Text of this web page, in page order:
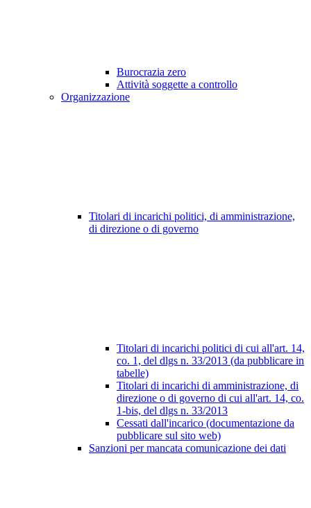
Burocrazia zero
Attività soggette a controllo
Organizzazione
Titolari di incarichi politici, di amministrazione,
di direzione o di governo
Titolari di incarichi politici di cui all'art. 14,
co. 1, del dlgs n. 33/2013 (da pubblicare in
tabelle)
Titolari di incarichi di amministrazione, di
direzione o di governo di cui all'art. 14, co.
1-bis, del dlgs n. 33/2013
Cessati dall'incarico (documentazione da
pubblicare sul sito web)
Sanzioni per mancata comunicazione dei dati